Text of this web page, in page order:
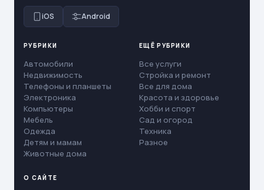
iOS Android
РУБРИКИ
Автомобили
Недвижимость
Телефоны и планшеты
Электроника
Компьютеры
Мебель
Одежда
Детям и мамам
Животные дома
ЕЩЁ РУБРИКИ
Все услуги
Стройка и ремонт
Все для дома
Красота и здоровье
Хобби и спорт
Сад и огород
Техника
Разное
О САЙТЕ